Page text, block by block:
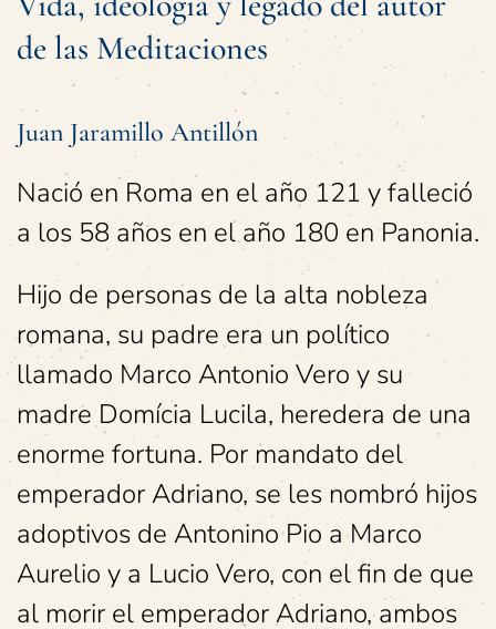
de las Meditaciones
Juan Jaramillo Antillón
Nació en Roma en el año 121 y falleció
a los 58 años en el año 180 en Panonia.
Hijo de personas de la alta nobleza
romana, su padre era un político
llamado Marco Antonio Vero y su
madre Domícia Lucila, heredera de una
enorme fortuna. Por mandato del
emperador Adriano, se les nombró hijos
adoptivos de Antonino Pio a Marco
Aurelio y a Lucio Vero, con el fin de que
al morir el emperador Adriano, ambos